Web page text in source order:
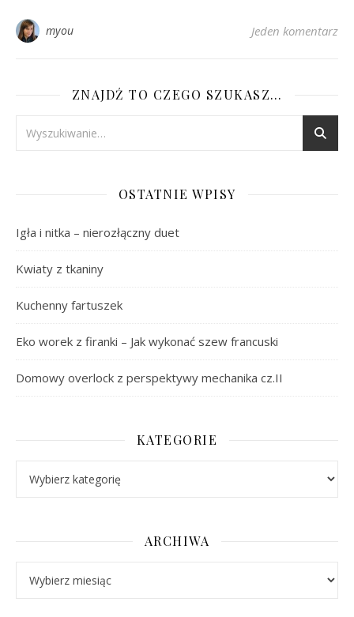
myou Jeden komentarz
ZNAJDŹ TO CZEGO SZUKASZ…
OSTATNIE WPISY
Igła i nitka – nierozłączny duet
Kwiaty z tkaniny
Kuchenny fartuszek
Eko worek z firanki – Jak wykonać szew francuski
Domowy overlock z perspektywy mechanika cz.II
KATEGORIE
ARCHIWA